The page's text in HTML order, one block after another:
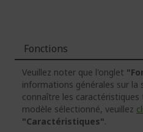
Fonctions
Veuillez noter que l'onglet
informations générales sur la
connaître les caractéristiques
modèle sélectionné, veuillez
"Caractéristiques".